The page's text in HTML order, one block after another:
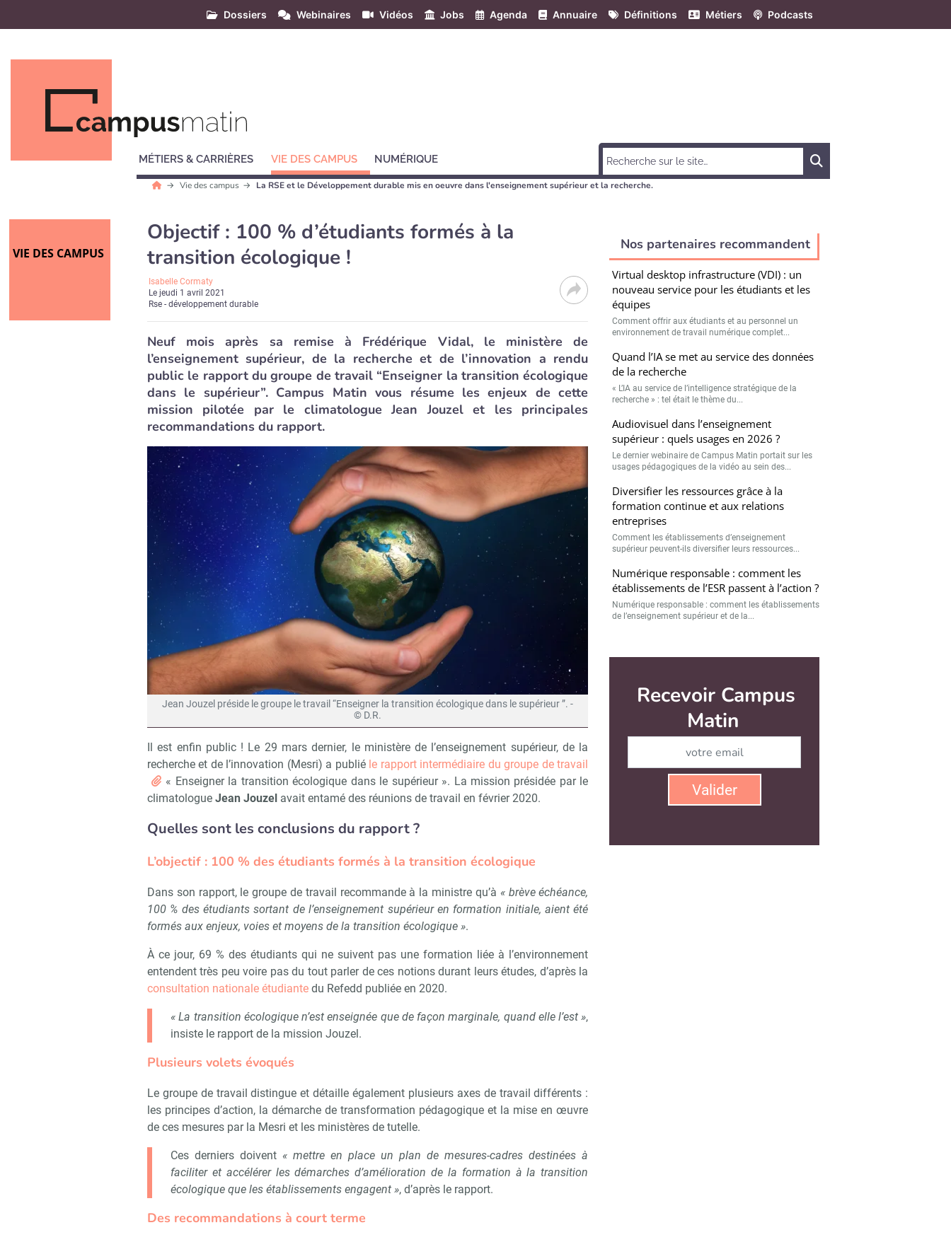
Dossiers Webinaires Vidéos Jobs Agenda Annuaire Définitions Métiers Podcasts
MÉTIERS & CARRIÈRES VIE DES CAMPUS NUMÉRIQUE
Vie des campus La RSE et le Développement durable mis en oeuvre dans l'enseignement supérieur et la recherche.
VIE DES CAMPUS
Objectif : 100 % d’étudiants formés à la
transition écologique !
Isabelle Cormaty
Lejeudi 1 avril 2021
Rse - développement durable
Neuf mois après sa remise à Frédérique Vidal, le ministère de
l’enseignement supérieur, de la recherche et de l’innovation a rendu
public le rapport du groupe de travail “Enseigner la transition écologique
dans le supérieur”. Campus Matin vous résume les enjeux de cette
mission pilotée par le climatologue Jean Jouzel et les principales
recommandations du rapport.
Jean Jouzel préside le groupe le travail “Enseigner la transition écologique dans le supérieur ”. -
© D.R.
Il est enfin public ! Le 29 mars dernier, le ministère de l’enseignement supérieur, de la
recherche et de l’innovation (Mesri) a publié le rapport intermédiaire du groupe de travail
« Enseigner la transition écologique dans le supérieur ». La mission présidée par le
climatologue Jean Jouzel avait entamé des réunions de travail en février 2020.
Quelles sont les conclusions du rapport ?
L’objectif : 100 % des étudiants formés à la transition écologique
Dans son rapport, le groupe de travail recommande à la ministre qu’à « brève échéance,
100 % des étudiants sortant de l’enseignement supérieur en formation initiale, aient été
formés aux enjeux, voies et moyens de la transition écologique ».
À ce jour, 69 % des étudiants qui ne suivent pas une formation liée à l’environnement
entendent très peu voire pas du tout parler de ces notions durant leurs études, d’après la
consultation nationale étudiante du Refedd publiée en 2020.
« La transition écologique n’est enseignée que de façon marginale, quand elle l’est »,
insiste le rapport de la mission Jouzel.
Plusieurs volets évoqués
Le groupe de travail distingue et détaille également plusieurs axes de travail différents :
les principes d’action, la démarche de transformation pédagogique et la mise en œuvre
de ces mesures par la Mesri et les ministères de tutelle.
Ces derniers doivent « mettre en place un plan de mesures-cadres destinées à
faciliter et accélérer les démarches d’amélioration de la formation à la transition
écologique que les établissements engagent », d’après le rapport.
Des recommandations à court terme
Nos partenaires recommandent
Virtual desktop infrastructure (VDI) : un
nouveau service pour les étudiants et les
équipes
Comment offrir aux étudiants et au personnel un
environnement de travail numérique complet...
Quand l’IA se met au service des données
de la recherche
« L’IA au service de l’intelligence stratégique de la
recherche » : tel était le thème du...
Audiovisuel dans l’enseignement
supérieur : quels usages en 2026 ?
Le dernier webinaire de Campus Matin portait sur les
usages pédagogiques de la vidéo au sein des...
Diversifier les ressources grâce à la
formation continue et aux relations
entreprises
Comment les établissements d’enseignement
supérieur peuvent-ils diversifier leurs ressources...
Numérique responsable : comment les
établissements de l’ESR passent à l’action ?
Numérique responsable : comment les établissements
de l’enseignement supérieur et de la...